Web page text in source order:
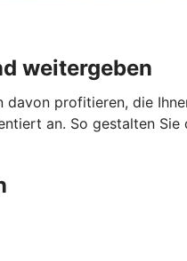
weitergeben
profitieren, die
an. So gestalten